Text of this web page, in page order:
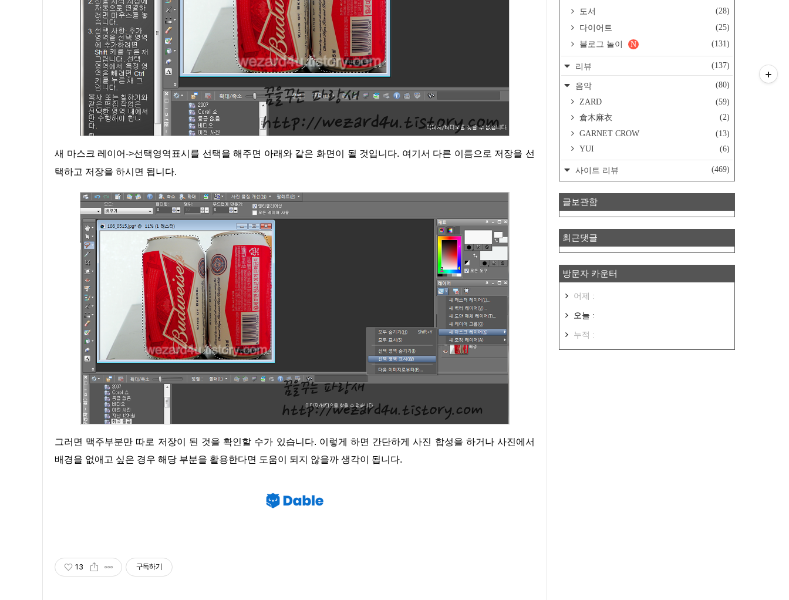
새 마스크 레이어->선택영역표시를 선택을 해주면 아래와 같은 화면이 될 것입니다. 여기서 다른 이름으로 저장을 선
택하고 저장을 하시면 됩니다.
그러면 맥주부분만 따로 저장이 된 것을 확인할 수가 있습니다. 이렇게 하면 간단하게 사진 합성을 하거나 사진에서
배경을 없애고 싶은 경우 해당 부분을 활용한다면 도움이 되지 않을까 생각이 됩니다.
13 구독하기
도서
(28)
다이어트
(25)
블로그 놀이
(131)
N
리뷰 (137)
음악
(80)
ZARD
(59)
倉木麻衣
(2)
GARNET CROW
(13)
YUI
(6)
사이트 리뷰 (469)
글보관함
최근댓글
방문자 카운터
어제 :
오늘 :
누적 :